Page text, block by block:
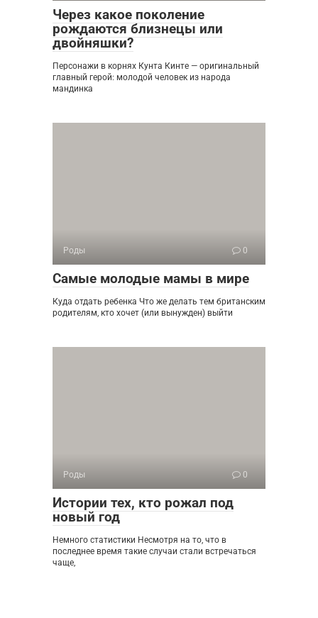
Через какое поколение
рождаются близнецы или
двойняшки?
Персонажи в корнях Кунта Кинте — оригинальный
главный герой: молодой человек из народа
мандинка
Роды 0
Самые молодые мамы в мире
Куда отдать ребенка Что же делать тем британским
родителям, кто хочет (или вынужден) выйти
Роды 0
Истории тех, кто рожал под
новый год
Немного статистики Несмотря на то, что в
последнее время такие случаи стали встречаться
чаще,